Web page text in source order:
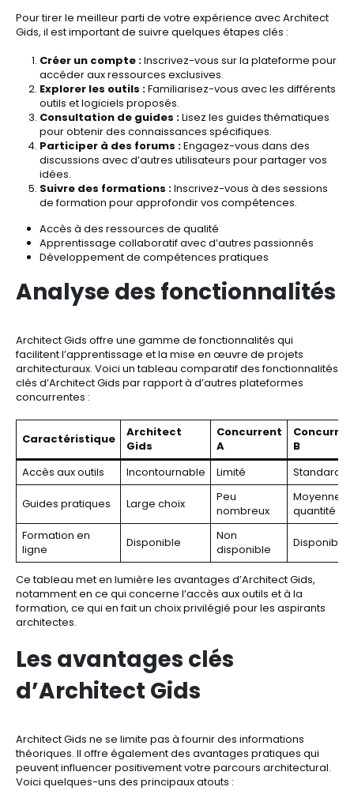
Pour tirer le meilleur parti de votre expérience avec Architect
Gids, il est important de suivre quelques étapes clés :
Créer un compte :Inscrivez-vous sur la plateforme pour
accéder aux ressources exclusives.
Explorer les outils :Familiarisez-vous avec les différents
outils et logiciels proposés.
Consultation de guides :Lisez les guides thématiques
pour obtenir des connaissances spécifiques.
Participer à des forums :Engagez-vous dans des
discussions avec d’autres utilisateurs pour partager vos
idées.
Suivre des formations :Inscrivez-vous à des sessions
de formation pour approfondir vos compétences.
Accès à des ressources de qualité
Apprentissage collaboratif avec d’autres passionnés
Développement de compétences pratiques
Analyse des fonctionnalités
Architect Gids offre une gamme de fonctionnalités qui
facilitent l’apprentissage et la mise en œuvre de projets
architecturaux. Voici un tableau comparatif des fonctionnalités
clés d’Architect Gids par rapport à d’autres plateformes
concurrentes :
Caractéristique
Architect
Gids
Concurrent
A
B
Accès aux outils
Incontournable Limité Standard
Guides pratiques Large choix
Peu
nombreux
Moyenne
quantité
Formation en
ligne
Disponible
Non
disponible
Disponible
Ce tableau met en lumière les avantages d’Architect Gids,
notamment en ce qui concerne l’accès aux outils et à la
formation, ce qui en fait un choix privilégié pour les aspirants
architectes.
Les avantages clés
d’Architect Gids
Architect Gids ne se limite pas à fournir des informations
théoriques. Il offre également des avantages pratiques qui
peuvent influencer positivement votre parcours architectural.
Voici quelques-uns des principaux atouts :